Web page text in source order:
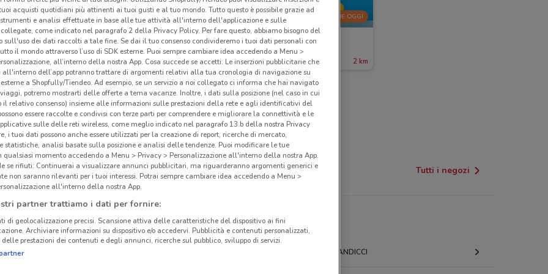
SCADE OGGI
McDonald's
Scade oggi 2 km
SCADE OGGI
McDonald's
Scade oggi 2 km
SCADE OGGI
McDonald's
Scade oggi 2 km
Tutti i negozi
SCANDICCI
acquisti quotidiani più attinenti ai tuoi gusti e al tuo mondo. Tutto questo è possibile grazie ad
e analisi effettuate in base alle tue attività all'interno dell'applicazione e sulle
come indicato nel paragrafo 2 della Privacy Policy. Per fare questo, abbiamo bisogno del
sull'uso dei dati raccolti a tale fine. Se dai il tuo consenso condivideremo i tuoi dati personali con
il mondo attraverso l’uso di SDK esterne. Puoi sempre cambiare idea accedendo a Menu >
all’interno della nostra App. Cosa succede se accetti: Le inserzioni pubblicitarie che
all'interno dell’app potranno trattare di argomenti relativi alla tua cronologia di navigazione su
a Shopfully/Tiendeo. Ad esempio, se un servizio a noi collegato ci informa che hai navigato
potremo mostrarti delle offerte a tema vacanze. Inoltre, i dati sulla posizione (nel caso in cui
il relativo consenso) insieme alle informazioni sulle prestazioni della rete e agli identificativi del
essere raccolte e condivisi con terze parti per comprendere e migliorare la connettività e le
sulle delle reti wireless, come meglio indicato nel paragrafo 13.b della nostra Privacy
i tuoi dati possono anche essere utilizzati per la creazione di report, ricerche di mercato,
statistiche, analisi basate sulla posizione e analisi delle tendenze. Puoi modificare le tue
qualsiasi momento accedendo a Menu > Privacy > Personalizzazione all'interno della nostra App.
se rifiuti: Continuerai a visualizzare annunci pubblicitari, ma riguarderanno argomenti generici e
non saranno rilevanti per i tuoi interessi. Potrai sempre cambiare idea accedendo a Menu >
all'interno della nostra App.
partner trattiamo i dati per fornire:
di geolocalizzazione precisi. Scansione attiva delle caratteristiche del dispositivo ai fini
Archiviare informazioni su dispositivo e/o accedervi. Pubblicità e contenuti personalizzati,
prestazioni dei contenuti e degli annunci, ricerche sul pubblico, sviluppo di servizi.